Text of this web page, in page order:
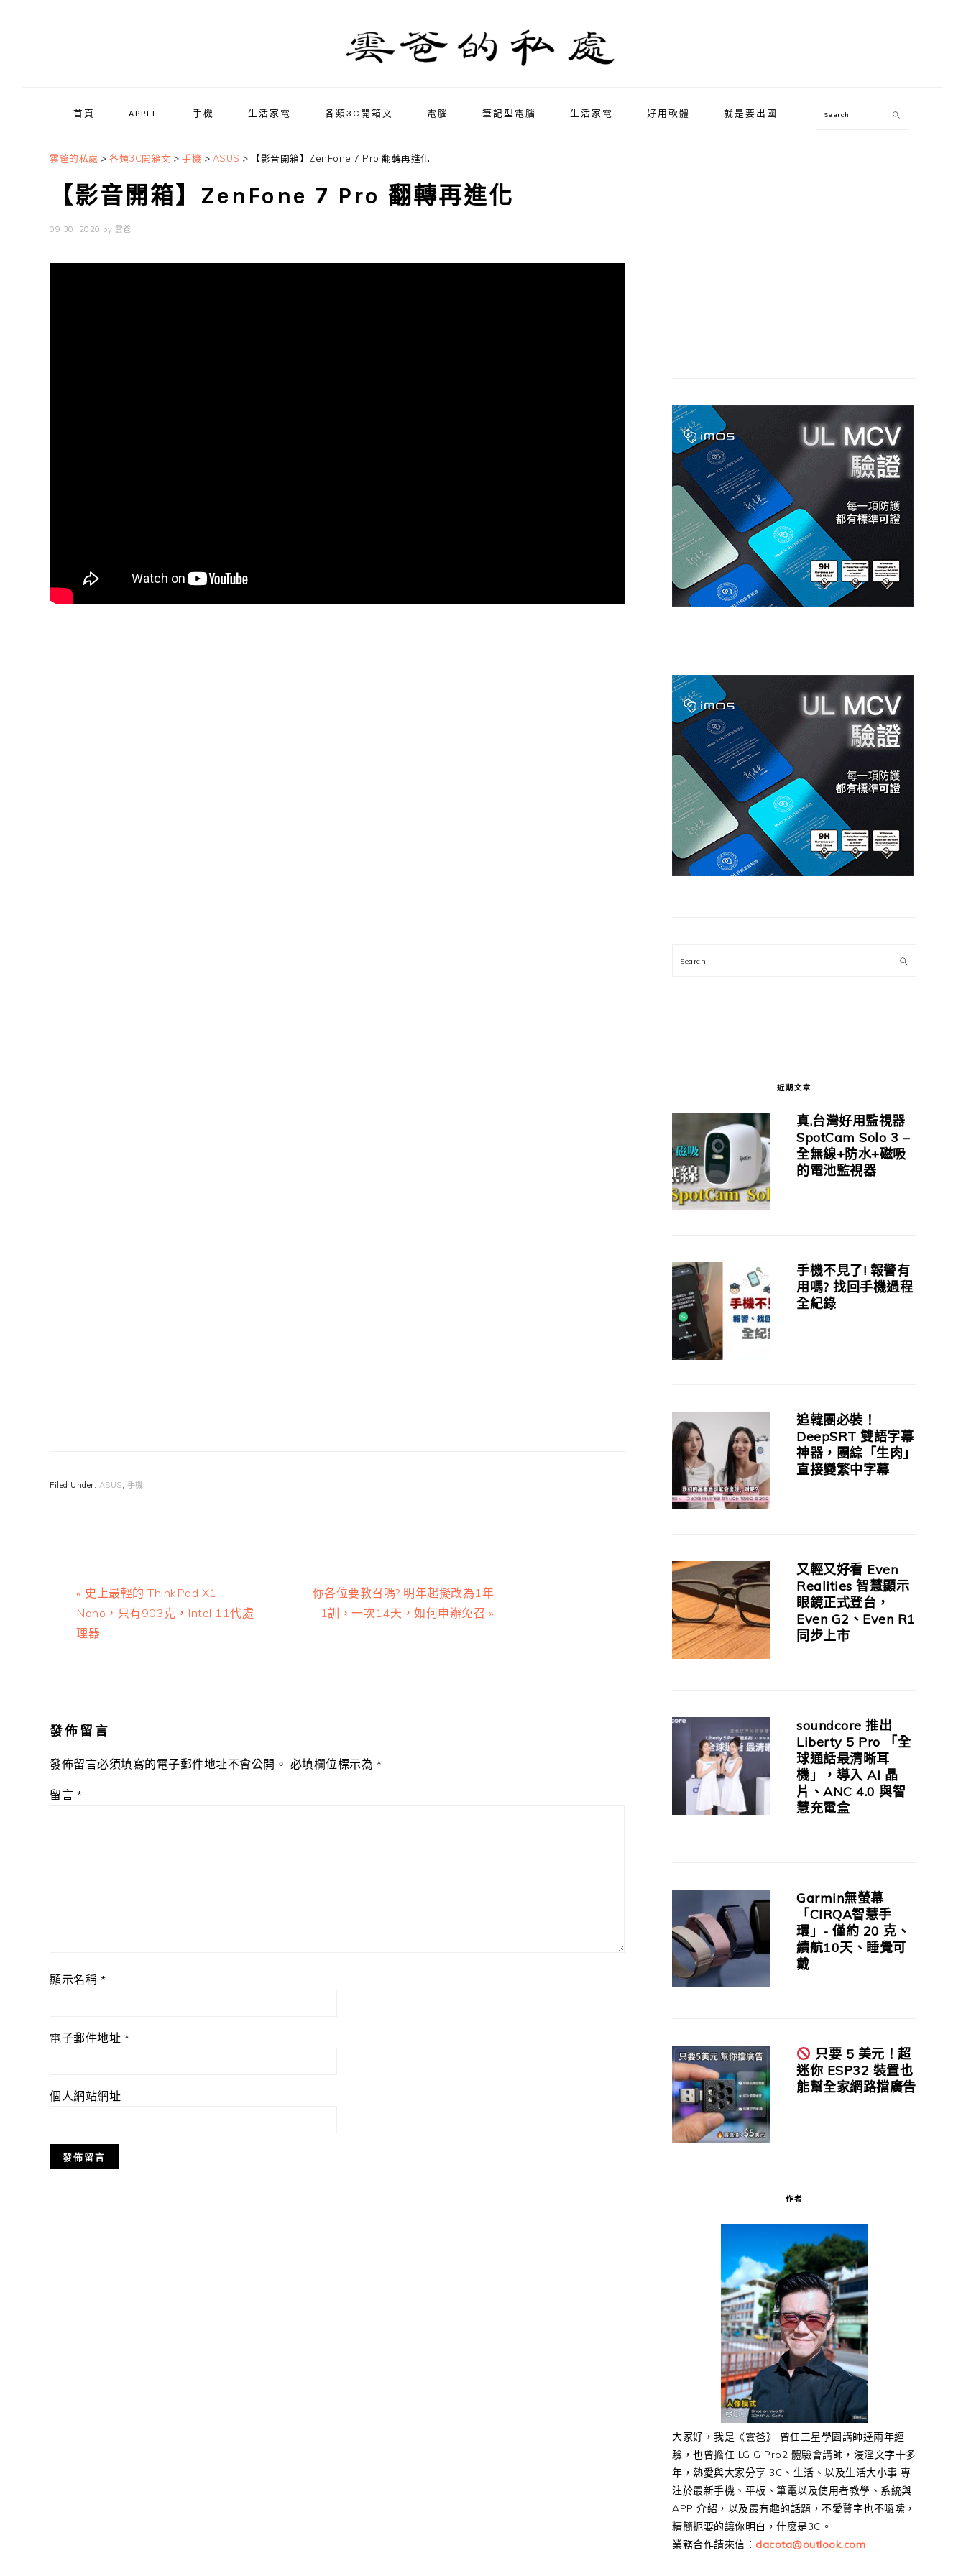
首頁 APPLE 手機 生活家電 各類3C開箱文 電腦 筆記型電腦 生活家電 好用軟體 就是要出國 Search
雲爸的私處 > 各類3C開箱文 > 手機 > ASUS > 【影音開箱】ZenFone 7 Pro 翻轉再進化
【影音開箱】ZenFone 7 Pro 翻轉再進化
09 30, 2020 by 雲爸
Filed Under: ASUS, 手機
Previous
Post:
« 史上最輕的 ThinkPad X1
Nano，只有903克，Intel 11代處
理器
Next
Post:
你各位要教召嗎? 明年起擬改為1年
1訓，一次14天，如何申辦免召 »
發佈留言
發佈留言必須填寫的電子郵件地址不會公開。 必填欄位標示為 *
留言 *
顯示名稱 *
電子郵件地址 *
個人網站網址
Search
近期文章
真.台灣好用監視器
SpotCam Solo 3 –
全無線+防水+磁吸
的電池監視器
手機不見了! 報警有
用嗎? 找回手機過程
全紀錄
追韓團必裝！
DeepSRT 雙語字幕
神器，團綜「生肉」
直接變繁中字幕
又輕又好看 Even
Realities 智慧顯示
眼鏡正式登台，
Even G2、Even R1
同步上市
soundcore 推出
Liberty 5 Pro 「全
球通話最清晰耳
機」，導入 AI 晶
片、ANC 4.0 與智
慧充電盒
Garmin無螢幕
「CIRQA智慧手
環」- 僅約 20 克、
續航10天、睡覺可
戴
只要 5 美元！超
迷你 ESP32 裝置也
能幫全家網路擋廣告
作者
大家好，我是《雲爸》 曾任三星學園講師達兩年經
驗，也曾擔任 LG G Pro2 體驗會講師，浸淫文字十多
年，熱愛與大家分享 3C、生活、以及生活大小事 專
注於最新手機、平板、筆電以及使用者教學、系統與
APP 介紹，以及最有趣的話題，不愛贅字也不囉嗦，
精簡扼要的讓你明白，什麼是3C。
業務合作請來信： dacota@outlook.com